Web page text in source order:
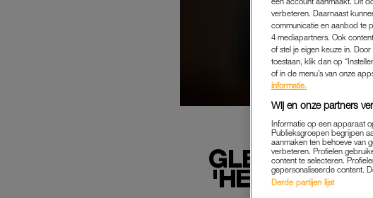
GLENNIS
'HEB GEEN
verbeteren. Daarnaast
communicatie en aanbod te
4 mediapartners. Ook
of stel je eigen keuze in.
toestaan, klik dan op
of in de menu’s van onze
informatie.
Wij en onze partners
Informatie op een apparaat
Publieksgroepen begrijpen
aanmaken ten behoeve van
verbeteren. Profielen
content te selecteren.
gepersonaliseerde content.
Derde partijen lijst